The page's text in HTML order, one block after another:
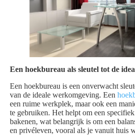
Een hoekbureau als sleutel tot de
Een hoekbureau is een onverwacht
van de ideale werkomgeving. Een
een ruime werkplek, maar ook een
te gebruiken. Het helpt om een
bakenen, wat belangrijk is om een
en privéleven, vooral als je vanuit huis